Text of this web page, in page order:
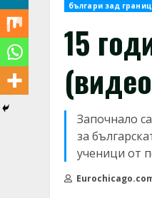
българи зад
15
Започнало
за
ученици от